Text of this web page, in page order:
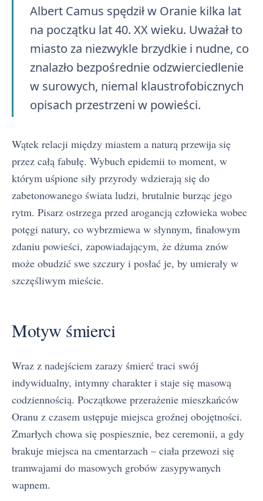
Albert Camus spędził w Oranie kilka lat
na początku lat 40. XX wieku. Uważał to
miasto za niezwykle brzydkie i nudne, co
znalazło bezpośrednie odzwierciedlenie
w surowych, niemal klaustrofobicznych
opisach przestrzeni w powieści.
Wątek relacji między miastem a naturą przewija się
przez całą fabułę. Wybuch epidemii to moment, w
którym uśpione siły przyrody wdzierają się do
zabetonowanego świata ludzi, brutalnie burząc jego
rytm. Pisarz ostrzega przed arogancją człowieka wobec
potęgi natury, co wybrzmiewa w słynnym, finałowym
zdaniu powieści, zapowiadającym, że dżuma znów
może obudzić swe szczury i posłać je, by umierały w
szczęśliwym mieście.
Motyw śmierci
Wraz z nadejściem zarazy śmierć traci swój
indywidualny, intymny charakter i staje się masową
codziennością. Początkowe przerażenie mieszkańców
Oranu z czasem ustępuje miejsca groźnej obojętności.
Zmarłych chowa się pospiesznie, bez ceremonii, a gdy
brakuje miejsca na cmentarzach – ciała przewozi się
tramwajami do masowych grobów zasypywanych
wapnem.